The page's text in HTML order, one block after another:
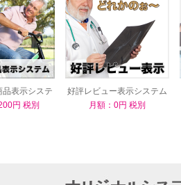
品表示システ
円 税別
好評レビュー表示システム
月額：0円 税別